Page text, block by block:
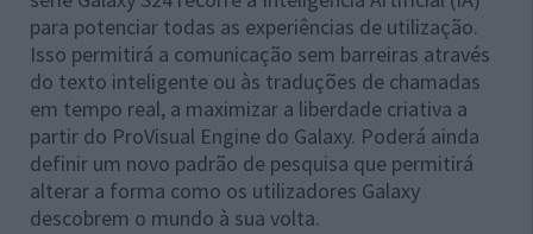
para potenciar todas as experiências de utilização.
Isso permitirá a comunicação sem barreiras através
do texto inteligente ou às traduções de chamadas
em tempo real, a maximizar a liberdade criativa a
partir do ProVisual Engine do Galaxy. Poderá ainda
definir um novo padrão de pesquisa que permitirá
alterar a forma como os utilizadores Galaxy
descobrem o mundo à sua volta.